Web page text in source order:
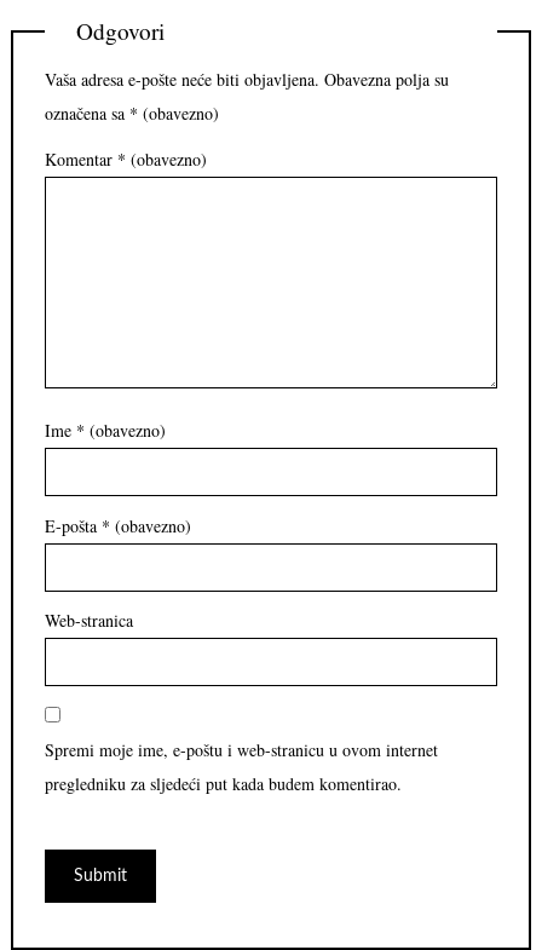
Odgovori
Vaša adresa e-pošte neće biti objavljena. Obavezna polja su
označena sa * (obavezno)
Komentar * (obavezno)
Ime * (obavezno)
E-pošta * (obavezno)
Web-stranica
Spremi moje ime, e-poštu i web-stranicu u ovom internet
pregledniku za sljedeći put kada budem komentirao.